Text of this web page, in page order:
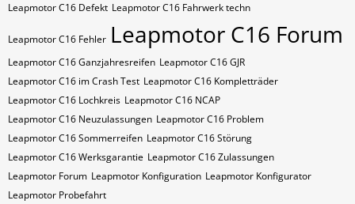
Leapmotor C16 Defekt Leapmotor C16 Fahrwerk techn
Leapmotor C16 Fehler Leapmotor C16 Forum
Leapmotor C16 Ganzjahresreifen Leapmotor C16 GJR
Leapmotor C16 im Crash Test Leapmotor C16 Kompletträder
Leapmotor C16 Lochkreis Leapmotor C16 NCAP
Leapmotor C16 Neuzulassungen Leapmotor C16 Problem
Leapmotor C16 Sommerreifen Leapmotor C16 Störung
Leapmotor C16 Werksgarantie Leapmotor C16 Zulassungen
Leapmotor Forum Leapmotor Konfiguration Leapmotor Konfigurator
Leapmotor Probefahrt